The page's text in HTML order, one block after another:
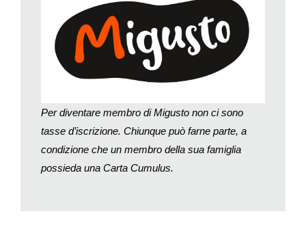
salvia. Estraete gli gnudi con una schiumarola e trasferiteli nel
tegame con cura. Condite bene facendoli saltare in padella.
Serviteli con i funghi e i pomodori. Completate con il
parmigiano a scaglie grosse.
varietà di ravioli è preparata solo con il ripieno, senza la sfoglia
di pasta che lo avvolge. A seconda della consistenza della
ricotta, l’impasto può risultare più o meno molle. Se risulta
troppo molle aggiungete ancora un po’ semola.
Per diventare membro di Migusto non ci sono
tasse d’iscrizione. Chiunque può farne parte, a
condizione che un membro della sua famiglia
possieda una Carta Cumulus.